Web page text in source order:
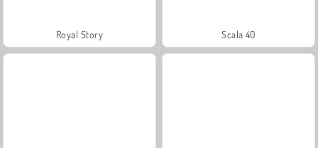
Royal Story Scala 40